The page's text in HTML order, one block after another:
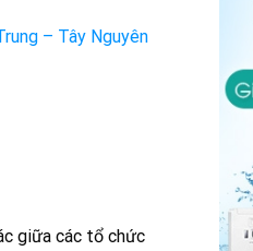
– Tây Nguyên
giữa các tổ chức